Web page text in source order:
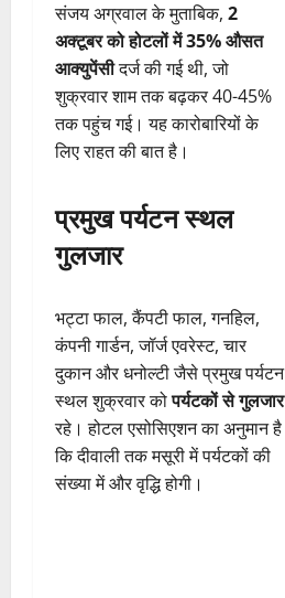
संजय अग्रवाल के मुताबिक, 2
अक्टूबर को होटलों में 35% औसत
आक्युपेंसीदर्ज की गई थी, जो
शुक्रवार शाम तक बढ़कर 40-45%
तक पहुंच गई। यह कारोबारियों के
लिए राहत की बात है।
प्रमुख पर्यटन स्थल
गुलजार
भट्टा फाल, कैंपटी फाल, गनहिल,
कंपनी गार्डन, जॉर्ज एवरेस्ट, चार
दुकान और धनोल्टी जैसे प्रमुख पर्यटन
स्थल शुक्रवार कोपर्यटकों से गुलजार
रहे। होटल एसोसिएशन का अनुमान है
कि दीवाली तक मसूरी में पर्यटकों की
संख्या में और वृद्धि होगी।